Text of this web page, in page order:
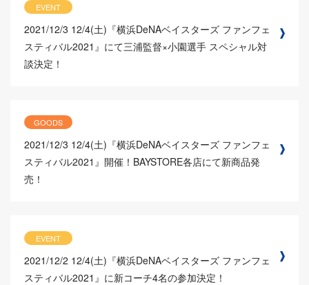
EVENT
2021/12/3 12/4(土)『横浜DeNAベイスターズ ファンフェ
スティバル2021』にて三浦監督×小園選手 スペシャル対
談決定！
GOODS
2021/12/3 12/4(土)『横浜DeNAベイスターズ ファンフェ
スティバル2021』開催！BAYSTORE各店にて新商品発
売！
EVENT
2021/12/2 12/4(土)『横浜DeNAベイスターズ ファンフェ
スティバル2021』に新コーチ4名の参加決定！